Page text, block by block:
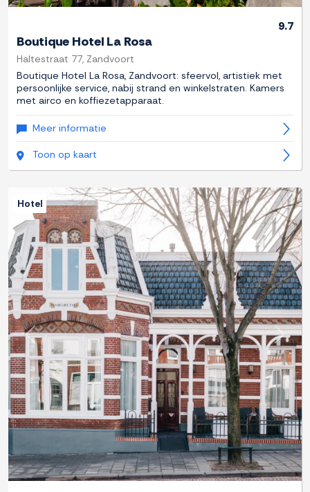
9.7
Boutique Hotel La Rosa
Haltestraat 77, Zandvoort
Boutique Hotel La Rosa, Zandvoort: sfeervol, artistiek met
persoonlijke service, nabij strand en winkelstraten. Kamers
met airco en koffiezetapparaat.
Meer informatie
Toon op kaart
Previous Next
Hotel